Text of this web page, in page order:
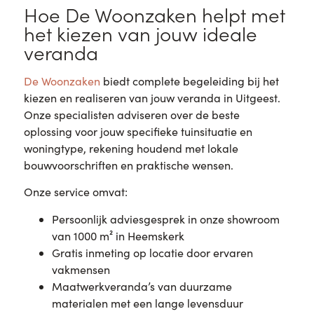
Hoe De Woonzaken helpt met
het kiezen van jouw ideale
veranda
De Woonzaken biedt complete begeleiding bij het
kiezen en realiseren van jouw veranda in Uitgeest.
Onze specialisten adviseren over de beste
oplossing voor jouw specifieke tuinsituatie en
woningtype, rekening houdend met lokale
bouwvoorschriften en praktische wensen.
Onze service omvat:
Persoonlijk adviesgesprek in onze showroom
van 1000 m² in Heemskerk
Gratis inmeting op locatie door ervaren
vakmensen
Maatwerkveranda’s van duurzame
materialen met een lange levensduur